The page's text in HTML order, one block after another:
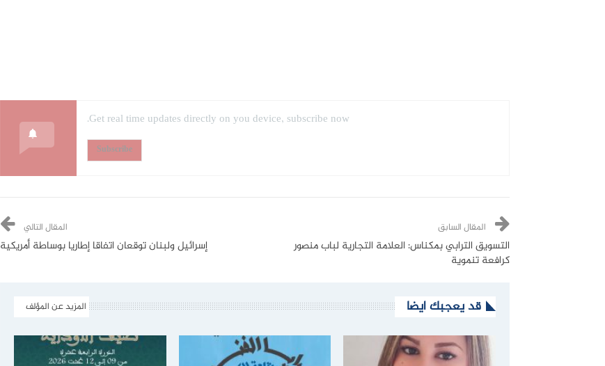
Get real time updates directly on you device, subscribe now.
Subscribe
المقال السابق
التسويق الترابي بمكناس: العلامة التجارية لباب منصور
كرافعة تنموية
المقال التالي
إسرائيل ولبنان توقعان اتفاقا إطاريا بوساطة أمريكية
قد يعجبك ايضا المزيد عن المؤلف